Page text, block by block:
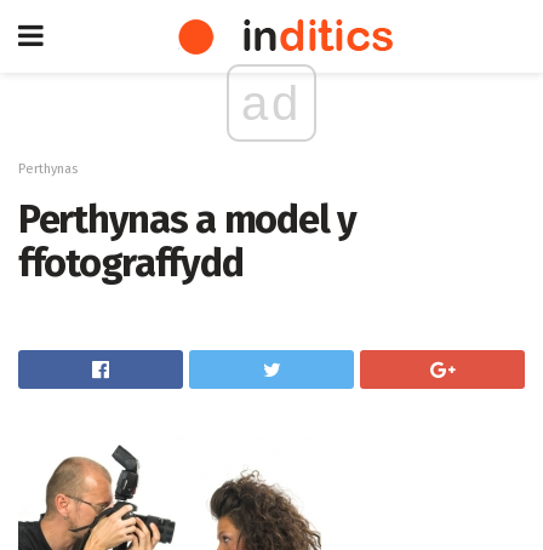
ad
Perthynas
Perthynas a model y
ffotograffydd